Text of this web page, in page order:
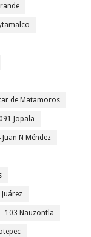
de Matamoros
Jopala
Juan N Méndez
103 Nauzontla